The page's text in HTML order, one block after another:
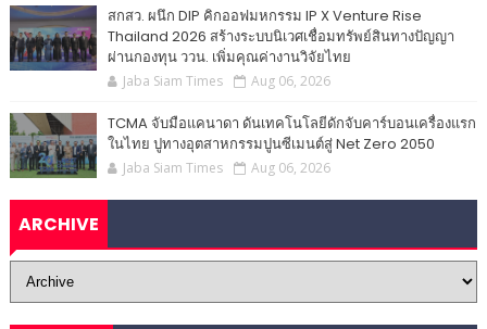
สกสว. ผนึก DIP คิกออฟมหกรรม IP X Venture Rise
Thailand 2026 สร้างระบบนิเวศเชื่อมทรัพย์สินทางปัญญา
ผ่านกองทุน ววน. เพิ่มคุณค่างานวิจัยไทย
Jaba Siam Times Aug 06, 2026
TCMA จับมือแคนาดา ดันเทคโนโลยีดักจับคาร์บอนเครื่องแรก
ในไทย ปูทางอุตสาหกรรมปูนซีเมนต์สู่ Net Zero 2050
Jaba Siam Times Aug 06, 2026
ARCHIVE